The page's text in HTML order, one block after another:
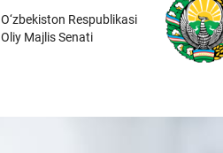
O‘zbekiston Respublikasi
Oliy Majlis Senati